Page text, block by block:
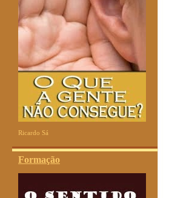
Ricardo Sá
Formação